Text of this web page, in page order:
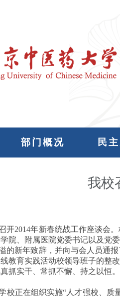
部门概况 民
我校
开2014年新春统战工作座谈会
院、附属医院党委书记以及党
的新年致辞，并向与会人员通
教育实践活动校领导班子的整
抓实干、常抓不懈、持之以恒
校正在组织实施“人才强校、